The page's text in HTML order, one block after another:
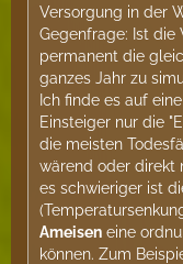
Versorgung in der
Gegenfrage: Ist die
permanent die
ganzes Jahr zu
Ich finde es auf
Einsteiger nur die
die meisten
wärend oder direkt
es schwieriger ist
Ameisen eine
können. Zum